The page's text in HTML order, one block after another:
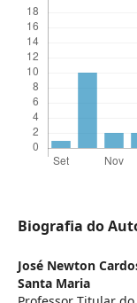
Biografia do
José Newton
Santa Maria